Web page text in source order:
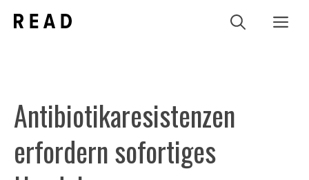
Inhalt
Antibiotikaresistenzen
erfordern sofortiges